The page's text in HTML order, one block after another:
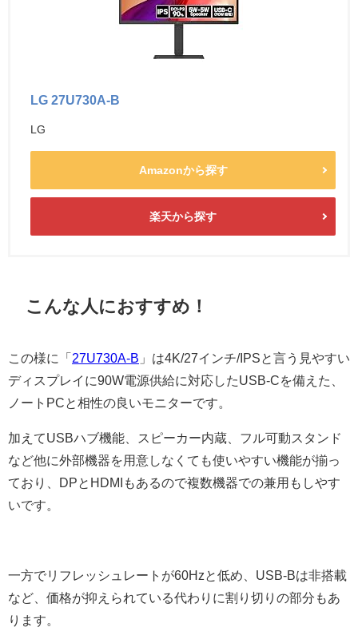
LG 27U730A-B
LG
Amazonから探す
楽天から探す
こんな人におすすめ！
この様に「 27U730A-B 」は4K/27インチ/IPSと言う見やすい
ディスプレイに90W電源供給に対応したUSB-Cを備えた、
ノートPCと相性の良いモニターです。
加えてUSBハブ機能、スピーカー内蔵、フル可動スタンド
など他に外部機器を用意しなくても使いやすい機能が揃っ
ており、DPとHDMIもあるので複数機器での兼用もしやす
いです。
一方でリフレッシュレートが60Hzと低め、USB-Bは非搭載
など、価格が抑えられている代わりに割り切りの部分もあ
ります。